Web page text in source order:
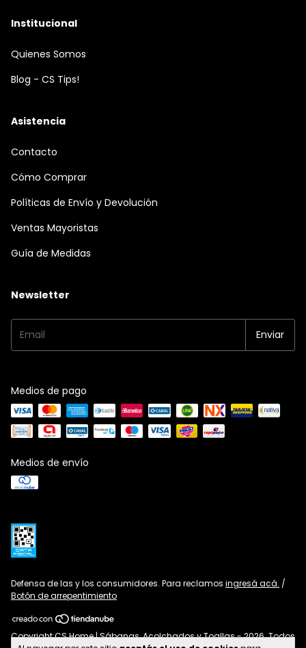
Institucional
Quienes Somos
Blog - CS Tips!
Asistencia
Contacto
Cómo Comprar
Políticas de Envío y Devolución
Ventas Mayoristas
Guía de Medidas
Newsletter
Medios de pago
Medios de envío
Defensa de las y los consumidores. Para reclamos ingresá acá. /
Botón de arrepentimiento
Copyright CS Home | Sábanas, Acolchados y Toallas - 2026. Todos